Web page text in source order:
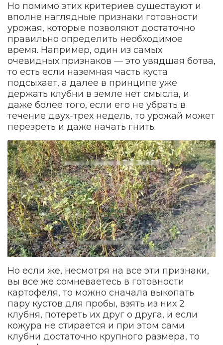
Но помимо этих критериев существуют и
вполне наглядные признаки готовности
урожая, которые позволяют достаточно
правильно определить необходимое
время. Например, один из самых
очевидных признаков — это увядшая ботва,
то есть если наземная часть куста
подсыхает, а далее в принципе уже
держать клубни в земле нет смысла, и
даже более того, если его не убрать в
течение двух-трех недель, то урожай может
перезреть и даже начать гнить.
Но если же, несмотря на все эти признаки,
вы все же сомневаетесь в готовности
картофеля, то можно сначала выкопать
пару кустов для пробы, взять из них 2
клубня, потереть их друг о друга, и если
кожура не стирается и при этом сами
клубни достаточно крупного размера, то